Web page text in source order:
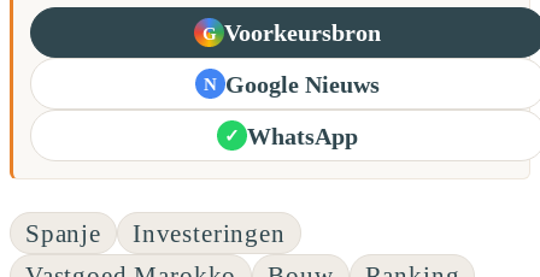
G Voorkeursbron
N Google Nieuws
✓ WhatsApp
Spanje
Investeringen